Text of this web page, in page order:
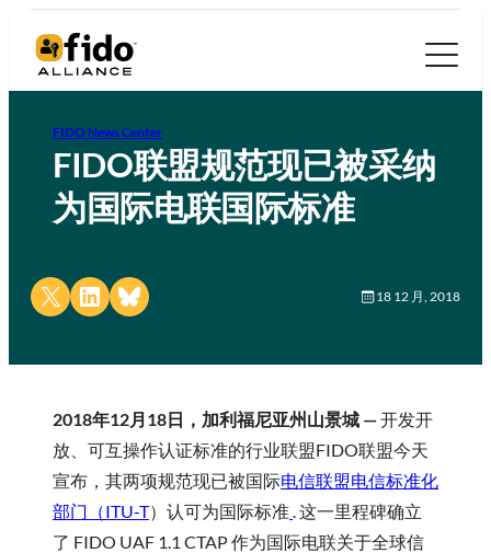
FIDO News Center
FIDO联盟规范现已被采纳
为国际电联国际标准
Share on X Share on LinkedIn
Share on Bluesky 18 12 月, 2018
2018年12月18日，加利福尼亚州山景城 —开发开
放、可互操作认证标准的行业联盟FIDO联盟今天
宣布，其两项规范现已被国际电信联盟电信标准化
部门（ITU-T）认可为国际标准. 这一里程碑确立
了 FIDO UAF 1.1 CTAP作为国际电联关于全球信